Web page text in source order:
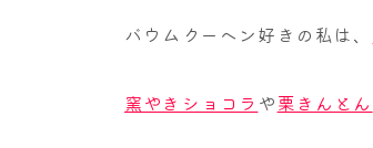
バウムクーヘン好きの私は、
窯やきショコラ や栗きんとん